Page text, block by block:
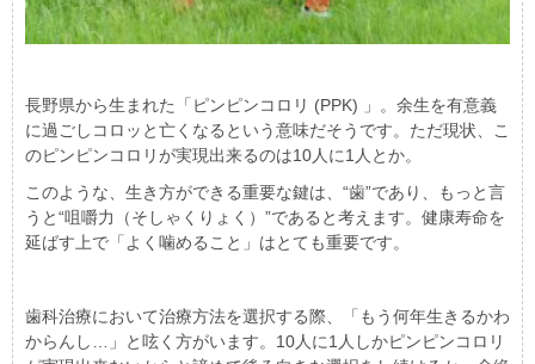
長野県から生まれた「ピンピンコロリ (PPK) 」。余生を有意義
に過ごしコロッと亡くなるという意味だそうです。ただ現状、こ
のピンピンコロリが実現出来るのは10人に1人とか。
このような、生き方ができる重要な鍵は、“歯”であり、もっと言
うと“咀嚼力（そしゃくりょく）”であると考えます。健康寿命を
延ばす上で「よく噛めること」はとても重要です。
歯科治療において治療方法を選択する際、「もう何年生きるかわ
からんし…」と呟く方がいます。10人に1人しかピンピンコロリ